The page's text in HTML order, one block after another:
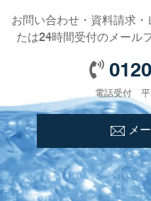
0120-288-822
お問い合わせ・資料請求
たは24時間受付のメール
電話受付
メ